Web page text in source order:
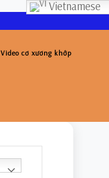
Video cơ xương khớp
Vietnamese